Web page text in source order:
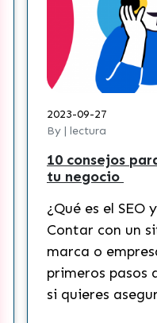
2023-09-27
By | lectura
10 consejos para
tu negocio
¿Qué es el SEO y
Contar con un sitio
marca o empresa es
primeros pasos que
si quieres asegurar